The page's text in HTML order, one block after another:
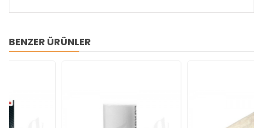
BENZER ÜRÜNLER